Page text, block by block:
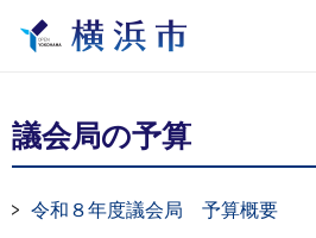
議会局の予算
令和８年度議会局 予算概要